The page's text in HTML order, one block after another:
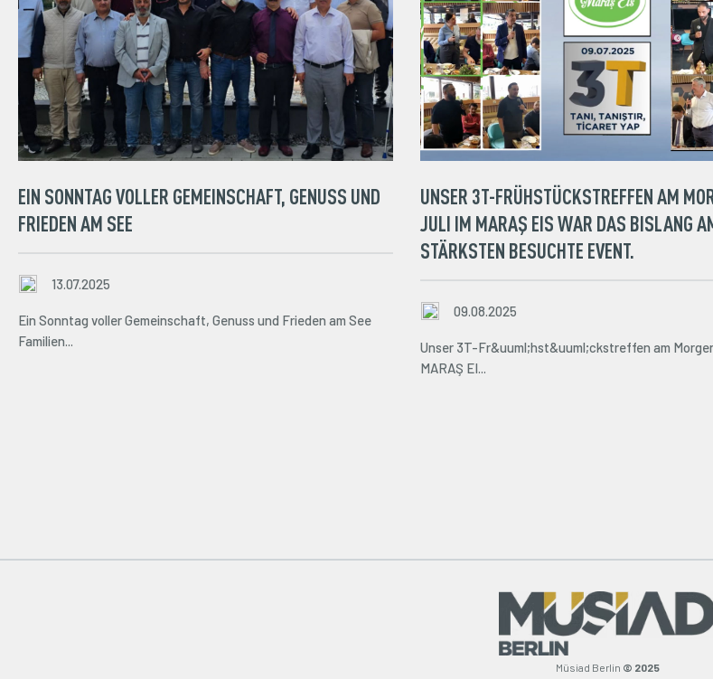
EIN SONNTAG VOLLER GEMEINSCHAFT, GENUSS UND
FRIEDEN AM SEE
13.07.2025
Ein Sonntag voller Gemeinschaft, Genuss und Frieden am See
Familien...
UNSER 3T-FRÜHSTÜCKSTREFFEN AM
JULI IM MARAŞ EIS WAR DAS BISLANG
STÄRKSTEN BESUCHTE EVENT.
09.08.2025
Unser 3T-Fr&uuml;hst&uuml;ckstreffen am
MARAŞ EI...
Müsiad Berlin © 2025